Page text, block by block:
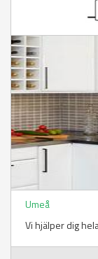
Umeå
Vi hjälper dig